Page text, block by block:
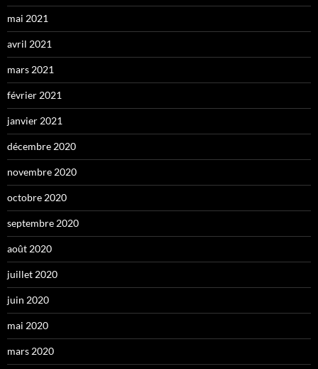
mai 2021
avril 2021
mars 2021
février 2021
janvier 2021
décembre 2020
novembre 2020
octobre 2020
septembre 2020
août 2020
juillet 2020
juin 2020
mai 2020
mars 2020